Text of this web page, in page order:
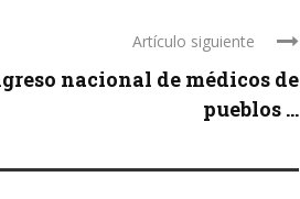
Artículo siguiente
nacional de médicos de
pueblos ...